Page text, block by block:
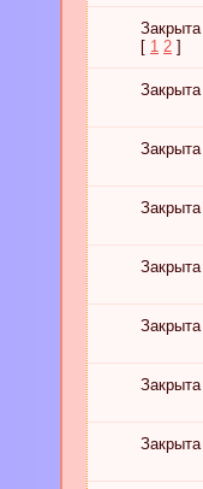
Закрыта
[ 1 2 ]
Закрыта
Закрыта
Закрыта
Закрыта
Закрыта
Закрыта
Закрыта